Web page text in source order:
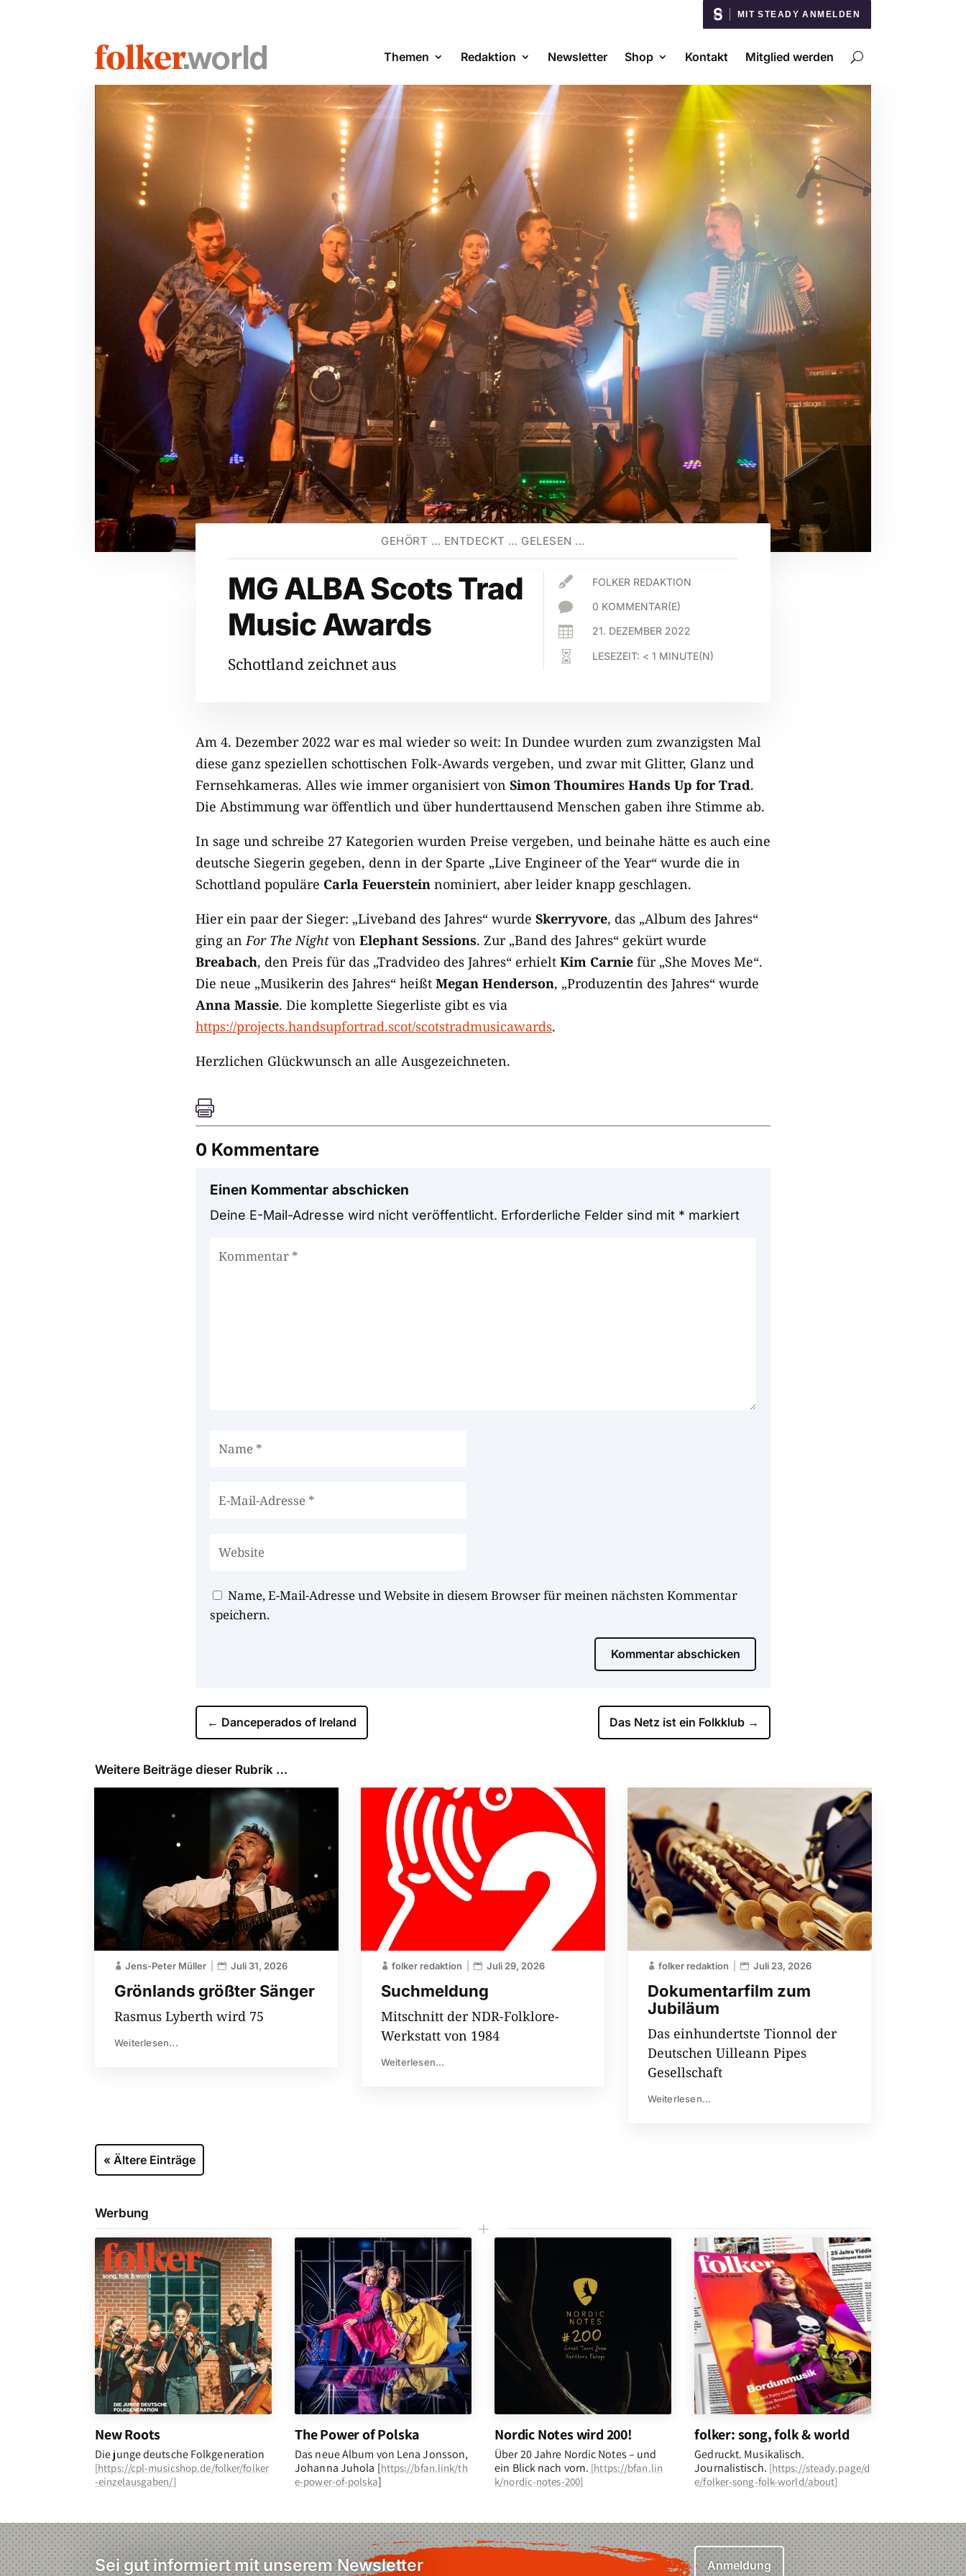
MIT STEADY ANMELDEN
Themen Redaktion Newsletter Shop Kontakt Mitglied werden
GEHÖRT … ENTDECKT … GELESEN ...
MG ALBA Scots Trad
Music Awards
Schottland zeichnet aus
 FOLKER REDAKTION
 0 KOMMENTAR(E)
 21. DEZEMBER 2022
 LESEZEIT: < 1 MINUTE(N)
Am 4. Dezember 2022 war es mal wieder so weit: In Dundee wurden zum zwanzigsten Mal
diese ganz speziellen schottischen Folk-Awards vergeben, und zwar mit Glitter, Glanz und
Fernsehkameras. Alles wie immer organisiert von Simon Thoumires Hands Up for Trad.
Die Abstimmung war öffentlich und über hunderttausend Menschen gaben ihre Stimme ab.
In sage und schreibe 27 Kategorien wurden Preise vergeben, und beinahe hätte es auch eine
deutsche Siegerin gegeben, denn in der Sparte „Live Engineer of the Year“ wurde die in
Schottland populäre Carla Feuerstein nominiert, aber leider knapp geschlagen.
Hier ein paar der Sieger: „Liveband des Jahres“ wurde Skerryvore, das „Album des Jahres“
ging anFor The Night von Elephant Sessions. Zur „Band des Jahres“ gekürt wurde
Breabach, den Preis für das „Tradvideo des Jahres“ erhielt Kim Carnie für „She Moves Me“.
Die neue „Musikerin des Jahres“ heißt Megan Henderson, „Produzentin des Jahres“ wurde
Anna Massie. Die komplette Siegerliste gibt es via
https://projects.handsupfortrad.scot/scotstradmusicawards.
Herzlichen Glückwunsch an alle Ausgezeichneten.

0 Kommentare
Einen Kommentar abschicken
Deine E-Mail-Adresse wird nicht veröffentlicht. Erforderliche Felder sind mit * markiert
Name, E-Mail-Adresse und Website in diesem Browser für meinen nächsten Kommentar
speichern.
Kommentar abschicken
← Danceperados of Ireland Das Netz ist ein Folkklub →
Weitere Beiträge dieser Rubrik …
Grönlands größter Sänger
Jens-Peter Müller Juli 31, 2026
Rasmus Lyberth wird 75
Weiterlesen...
Suchmeldung
folker redaktion Juli 29, 2026
Mitschnitt der NDR-Folklore-
Werkstatt von 1984
Weiterlesen...
Dokumentarfilm zum
Jubiläum
folker redaktion Juli 23, 2026
Das einhundertste Tionnol der
Deutschen Uilleann Pipes
Gesellschaft
Weiterlesen...
« Ältere Einträge
Werbung
L
New Roots
Die junge deutsche Folkgeneration
[https://cpl-musicshop.de/folker/folker
-einzelausgaben/]
The Power of Polska
Das neue Album von Lena Jonsson,
Johanna Juhola [https://bfan.link/th
e-power-of-polska]
Nordic Notes wird 200!
Über 20 Jahre Nordic Notes – und
ein Blick nach vorn. [https://bfan.lin
k/nordic-notes-200]
folker: song, folk & world
Gedruckt. Musikalisch.
Journalistisch. [https://steady.page/d
e/folker-song-folk-world/about]
Sei gut informiert mit unserem Newsletter Anmeldung